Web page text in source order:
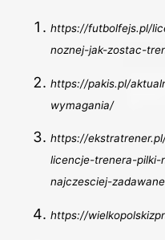
https://futbolfejs.pl/
noznej-jak-zostac-
https://pakis.pl/
wymagania/
https://
licencje-trenera-pilki-
najczesciej-
https://